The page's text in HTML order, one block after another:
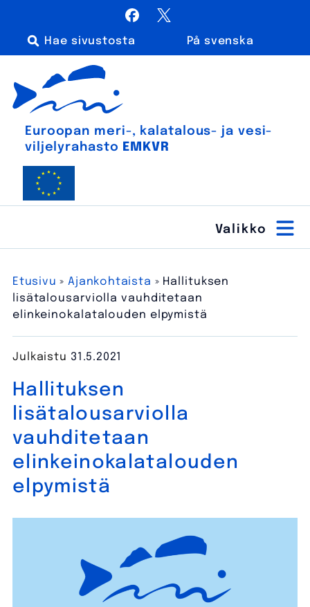
Facebook
På svenska
Haku:
Euroopan meri-, kalatalous- ja vesiviljelyrahasto
Euroopan meri-, kala­talous- ja vesi­
viljely­rahasto
EMKVR
Etusivu »Ajankohtaista » Hallituksen
lisätalousarviolla vauhditetaan
elinkeinokalatalouden elpymistä
Hallituksen
lisätalousarviolla
vauhditetaan
elinkeinokalatalouden
elpymistä
Julkaistu 31.5.2021